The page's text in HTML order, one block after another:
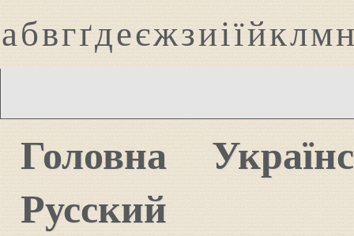
абвгґдеєжзиіїйклмн
Головна
Русский